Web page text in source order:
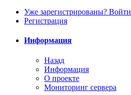
Уже зарегистрированы? Войти
Регистрация
Информация
Назад
Информация
О проекте
Мониторинг сервера